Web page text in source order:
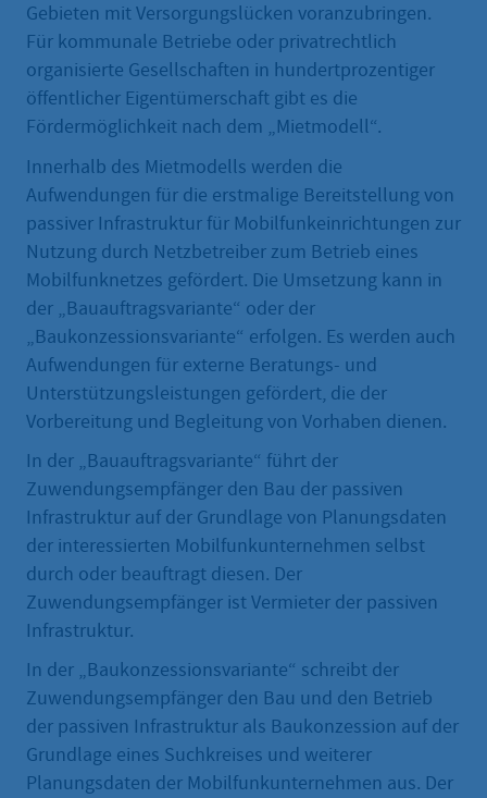
Gebieten mit Versorgungslücken voranzubringen.
Für kommunale Betriebe oder privatrechtlich
organisierte Gesellschaften in hundertprozentiger
öffentlicher Eigentümerschaft gibt es die
Fördermöglichkeit nach dem „Mietmodell“.
Innerhalb des Mietmodells werden die
Aufwendungen für die erstmalige Bereitstellung von
passiver Infrastruktur für Mobilfunkeinrichtungen zur
Nutzung durch Netzbetreiber zum Betrieb eines
Mobilfunknetzes gefördert. Die Umsetzung kann in
der „Bauauftragsvariante“ oder der
„Baukonzessionsvariante“ erfolgen. Es werden auch
Aufwendungen für externe Beratungs- und
Unterstützungsleistungen gefördert, die der
Vorbereitung und Begleitung von Vorhaben dienen.
In der „Bauauftragsvariante“ führt der
Zuwendungsempfänger den Bau der passiven
Infrastruktur auf der Grundlage von Planungsdaten
der interessierten Mobilfunkunternehmen selbst
durch oder beauftragt diesen. Der
Zuwendungsempfänger ist Vermieter der passiven
Infrastruktur.
In der „Baukonzessionsvariante“ schreibt der
Zuwendungsempfänger den Bau und den Betrieb
der passiven Infrastruktur als Baukonzession auf der
Grundlage eines Suchkreises und weiterer
Planungsdaten der Mobilfunkunternehmen aus. Der